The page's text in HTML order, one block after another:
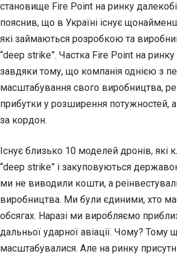
становище Fire Point на ринку
пояснив, що в Україні існує
які займаються розробкою та
“deep strike”. Частка Fire Point на
завдяки тому, що компанія однією з
масштабування свого виробництва,
прибутки у розширення потужностей,
за кордон.
Існує близько 10 моделей дронів, які
“deep strike” і закуповуються
ми не виводили кошти, а
виробництва. Ми були єдиними, хто
обсягах. Наразі ми виробляємо
дальньої ударної авіації. Чому? Тому
масштабувалися. Але на ринку